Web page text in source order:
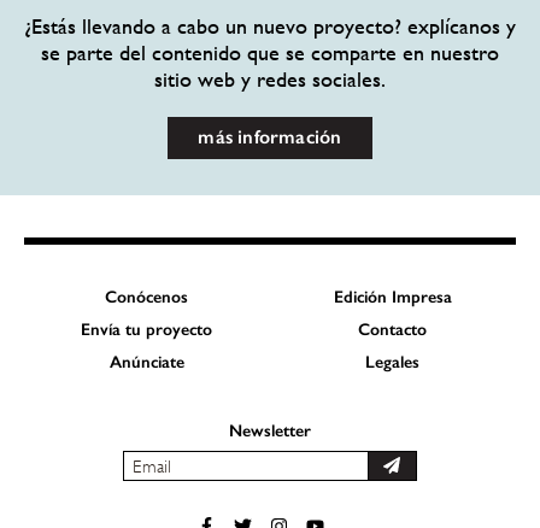
¿Estás llevando a cabo un nuevo proyecto? explícanos y
se parte del contenido que se comparte en nuestro
sitio web y redes sociales.
más información
Conócenos
Edición Impresa
Envía tu proyecto
Contacto
Anúnciate
Legales
Newsletter